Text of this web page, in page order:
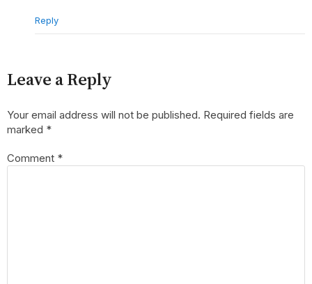
Reply
Leave a Reply
Your email address will not be published. Required fields are
marked *
Comment *